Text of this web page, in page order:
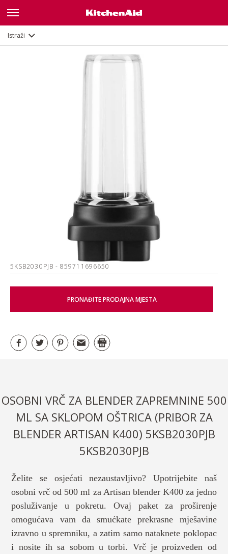
Istraži
5KSB2030PJB - 859711696650
PRONAĐITE PRODAJNA MJESTA
OSOBNI VRČ ZA BLENDER ZAPREMNINE 500
ML SA SKLOPOM OŠTRICA (PRIBOR ZA
BLENDER ARTISAN K400) 5KSB2030PJB
5KSB2030PJB
Želite se osjećati nezaustavljivo? Upotrijebite naš
osobni vrč od 500 ml za Artisan blender K400 za jedno
posluživanje u pokretu. Ovaj paket za proširenje
omogućava vam da smućkate prekrasne mješavine
izravno u spremniku, a zatim samo nataknete poklopac
i nosite ih sa sobom u torbi. Vrč je proizveden od